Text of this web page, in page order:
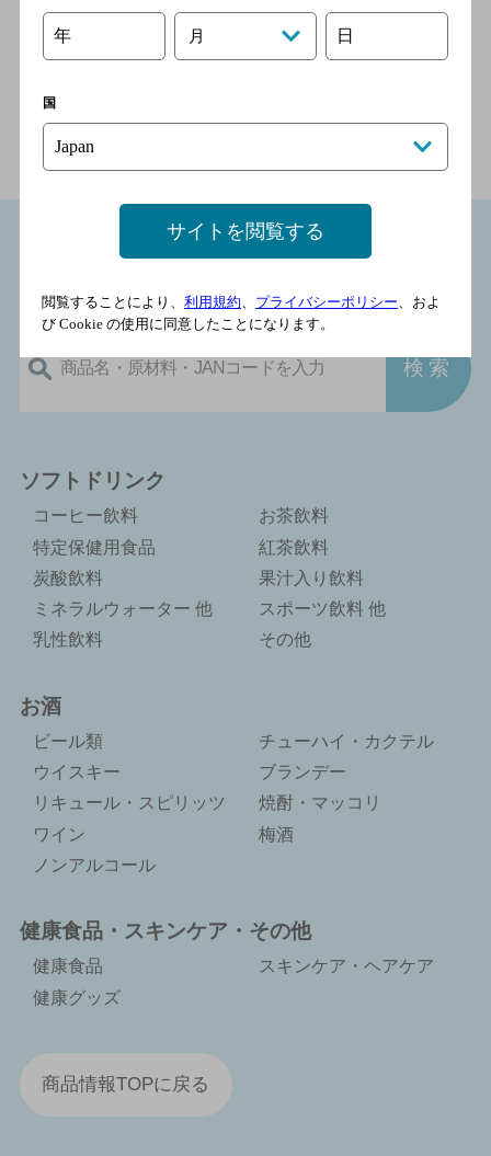
ワイン
かみのやまメルロ 2020 750ml瓶
商品情報
ソフトドリンク
コーヒー飲料
お茶飲料
特定保健用食品
紅茶飲料
炭酸飲料
果汁入り飲料
ミネラルウォーター 他
スポーツ飲料 他
乳性飲料
その他
お酒
ビール類
チューハイ・カクテル
ウイスキー
ブランデー
リキュール・スピリッツ
焼酎・マッコリ
ワイン
梅酒
ノンアルコール
健康食品・スキンケア・その他
健康食品
スキンケア・ヘアケア
健康グッズ
商品情報TOPに戻る
年 月 日
国
サイトを閲覧する
閲覧することにより、 利用規約、 プライバシーポリシー、およ
び Cookie の使用に同意したことになります。